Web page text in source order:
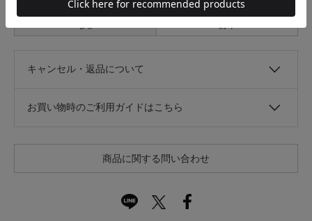
キャンセル・返品について
お買い物時のご利用ガイドはこちら
商品に関する問い合わせ